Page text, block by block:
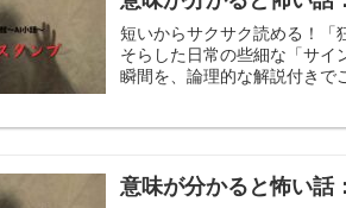
短いからサクサク読める！「
そらした日常の些細な「サイ
瞬間を、論理的な解説付きで
意味が分かると怖い話